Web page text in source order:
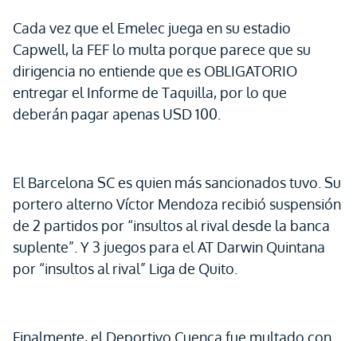
Cada vez que el Emelec juega en su estadio
Capwell, la FEF lo multa porque parece que su
dirigencia no entiende que es OBLIGATORIO
entregar el Informe de Taquilla, por lo que
deberán pagar apenas USD 100.
El Barcelona SC es quien más sancionados tuvo. Su
portero alterno Víctor Mendoza recibió suspensión
de 2 partidos por “insultos al rival desde la banca
suplente”. Y 3 juegos para el AT Darwin Quintana
por “insultos al rival” Liga de Quito.
Finalmente, el Deportivo Cuenca fue multado con